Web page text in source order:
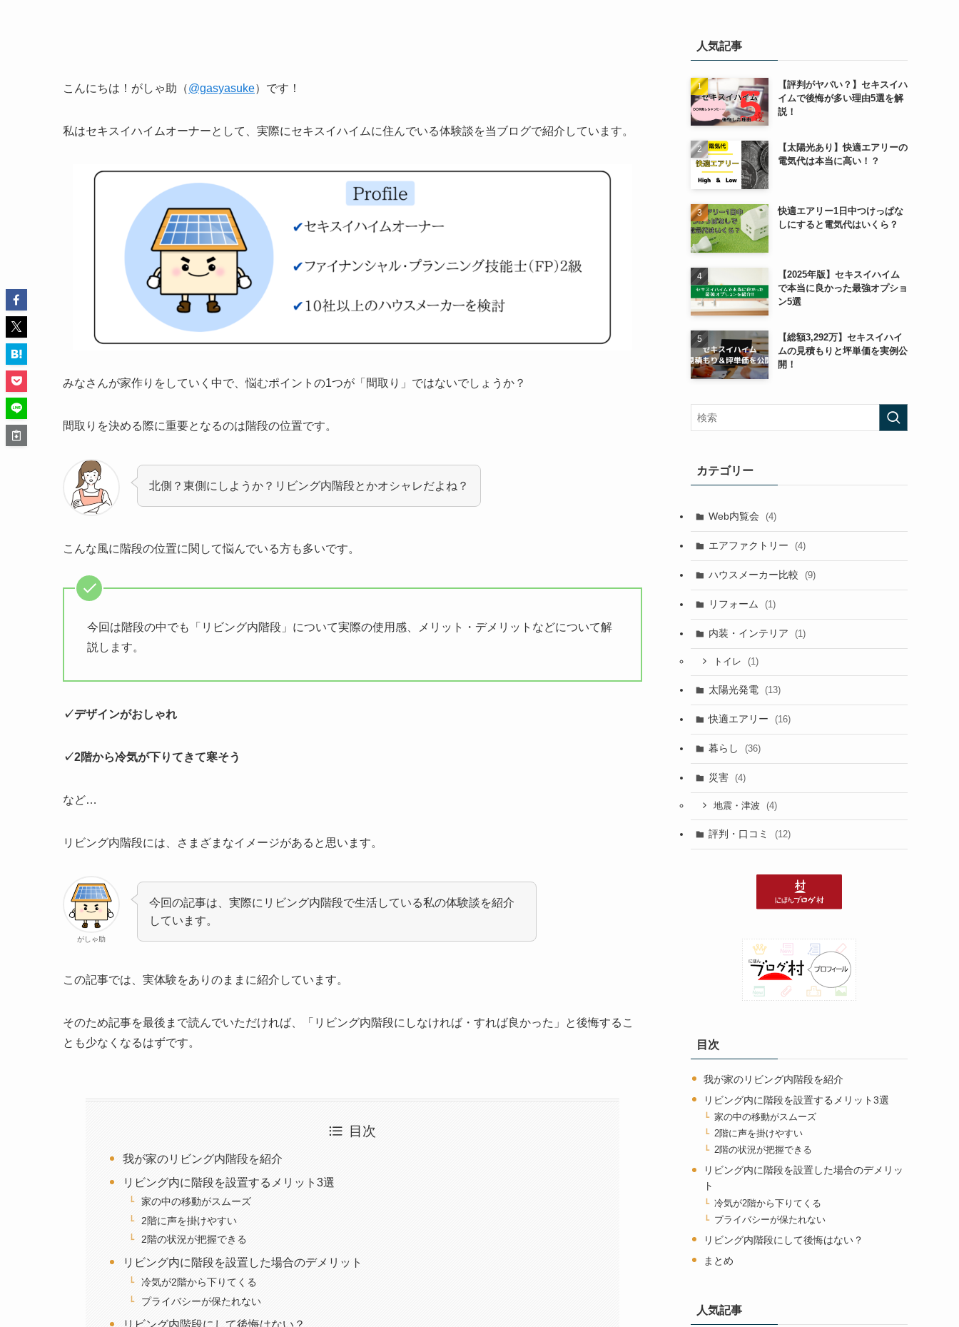
こんにちは！がしゃ助（@gasyasuke）です！
私はセキスイハイムオーナーとして、実際にセキスイハイムに住んでいる体験談を当ブログで紹介しています。
みなさんが家作りをしていく中で、悩むポイントの1つが「間取り」ではないでしょうか？
間取りを決める際に重要となるのは階段の位置です。
北側？東側にしようか？リビング内階段とかオシャレだよね？
こんな風に階段の位置に関して悩んでいる方も多いです。
今回は階段の中でも「リビング内階段」について実際の使用感、メリット・デメリットなどについて解
説します。
✓デザインがおしゃれ
✓2階から冷気が下りてきて寒そう
など…
リビング内階段には、さまざまなイメージがあると思います。
がしゃ助
今回の記事は、実際にリビング内階段で生活している私の体験談を紹介
しています。
この記事では、実体験をありのままに紹介しています。
そのため記事を最後まで読んでいただければ、「リビング内階段にしなければ・すれば良かった」と後悔するこ
とも少なくなるはずです。
目次
我が家のリビング内階段を紹介
リビング内に階段を設置するメリット3選
家の中の移動がスムーズ
2階に声を掛けやすい
2階の状況が把握できる
リビング内に階段を設置した場合のデメリット
冷気が2階から下りてくる
プライバシーが保たれない
リビング内階段にして後悔はない？
人気記事
【評判がヤバい？】セキスイハ
イムで後悔が多い理由5選を解
説！
【太陽光あり】快適エアリーの
電気代は本当に高い！？
快適エアリー1日中つけっぱな
しにすると電気代はいくら？
【2025年版】セキスイハイム
で本当に良かった最強オプショ
ン5選
【総額3,292万】セキスイハイ
ムの見積もりと坪単価を実例公
開！
カテゴリー
Web内覧会 (4)
エアファクトリー (4)
ハウスメーカー比較 (9)
リフォーム (1)
内装・インテリア (1)
トイレ (1)
太陽光発電 (13)
快適エアリー (16)
暮らし (36)
災害 (4)
地震・津波 (4)
評判・口コミ (12)
目次
我が家のリビング内階段を紹介
リビング内に階段を設置するメリット3選
家の中の移動がスムーズ
2階に声を掛けやすい
2階の状況が把握できる
リビング内に階段を設置した場合のデメリッ
ト
冷気が2階から下りてくる
プライバシーが保たれない
リビング内階段にして後悔はない？
まとめ
人気記事